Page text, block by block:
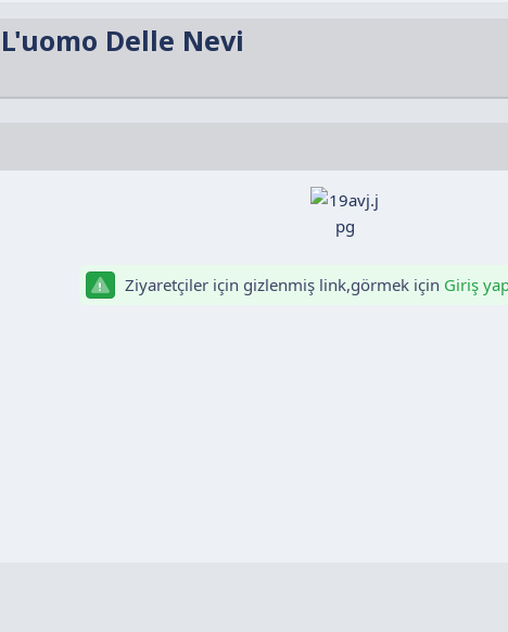
Delle Nevi
Ziyaretçiler için gizlenmiş link,görmek için Giriş